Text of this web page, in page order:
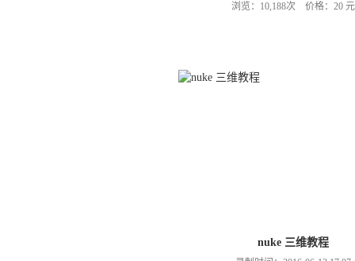
浏览：10,188次 价格：20 元
nuke 三维教程